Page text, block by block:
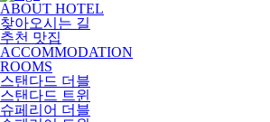
ABOUT HOTEL
찾아오시는 길
추천 맛집
ACCOMMODATION
ROOMS
스탠다드 더블
스탠다드 트윈
슈페리어 더블